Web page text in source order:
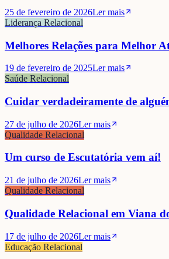
25 de fevereiro de 2026Ler mais
Liderança Relacional
Melhores Relações para Melhor
19 de fevereiro de 2025Ler mais
Saúde Relacional
Cuidar verdadeiramente de
27 de julho de 2026Ler mais
Qualidade Relacional
Um curso de Escutatória vem aí!
21 de julho de 2026Ler mais
Qualidade Relacional
Qualidade Relacional em Viana
17 de julho de 2026Ler mais
Educação Relacional